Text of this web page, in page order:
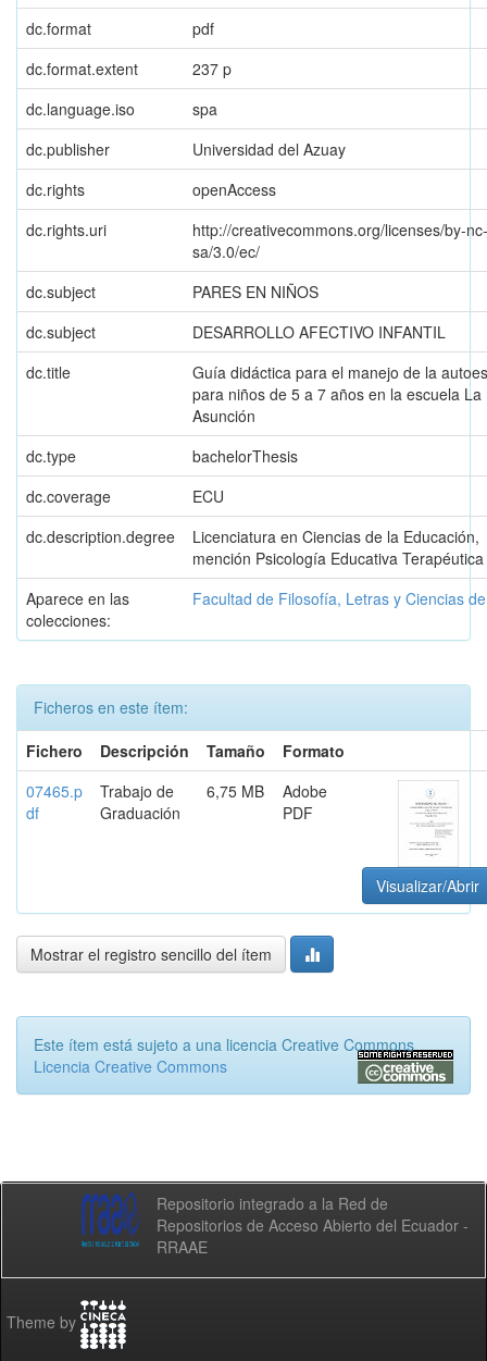
dc.format
pdf
dc.format.extent
237 p
dc.language.iso
spa
dc.publisher
Universidad del Azuay
dc.rights
openAccess
dc.rights.uri
http://creativecommons.org/licenses/by-nc-
sa/3.0/ec/
dc.subject
PARES EN NIÑOS
dc.subject
DESARROLLO AFECTIVO INFANTIL
dc.title
Guía didáctica para el manejo de la
para niños de 5 a 7 años en la escuela La
Asunción
dc.type
bachelorThesis
dc.coverage
ECU
dc.description.degree
Licenciatura en Ciencias de la Educación,
mención Psicología Educativa Terapéutica
Aparece en las
colecciones:
Facultad de Filosofía, Letras y Ciencias
Ficheros en este ítem:
Fichero
Descripción Tamaño
Formato
07465.p
df
Trabajo de
Graduación
6,75 MB
Adobe
PDF
Visualizar/Abrir
Mostrar el registro sencillo del ítem
Este ítem está sujeto a una licencia Creative Commons
Licencia Creative Commons
Repositorio integrado a la Red de
Repositorios de Acceso Abierto del Ecuador -
RRAAE
Theme by